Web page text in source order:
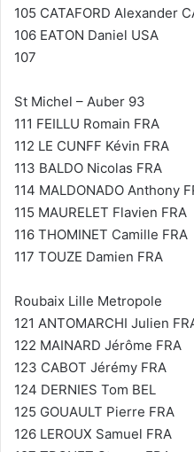
105 CATAFORD Alexander
106 EATON Daniel USA
107
St Michel – Auber 93
111 FEILLU Romain FRA
112 LE CUNFF Kévin FRA
113 BALDO Nicolas FRA
114 MALDONADO Anthony
115 MAURELET Flavien FRA
116 THOMINET Camille FRA
117 TOUZE Damien FRA
Roubaix Lille Metropole
121 ANTOMARCHI Julien
122 MAINARD Jérôme FRA
123 CABOT Jérémy FRA
124 DERNIES Tom BEL
125 GOUAULT Pierre FRA
126 LEROUX Samuel FRA